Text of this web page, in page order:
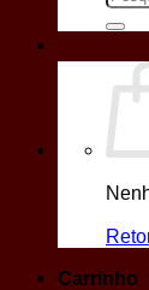
por:
Carrinho